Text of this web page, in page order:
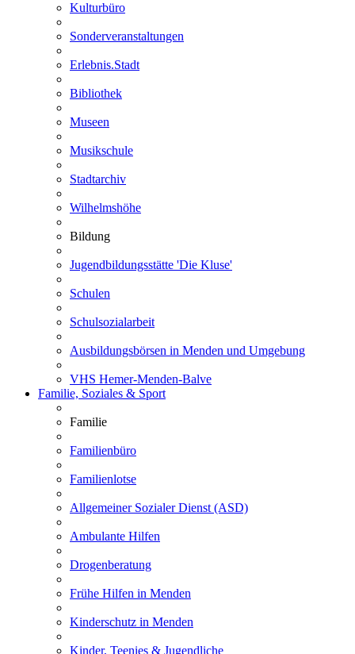
Kulturbüro
Sonderveranstaltungen
Erlebnis.Stadt
Bibliothek
Museen
Musikschule
Stadtarchiv
Wilhelmshöhe
Bildung
Jugendbildungsstätte 'Die Kluse'
Schulen
Schulsozialarbeit
Ausbildungsbörsen in Menden und Umgebung
VHS Hemer-Menden-Balve
Familie, Soziales & Sport
Familie
Familienbüro
Familienlotse
Allgemeiner Sozialer Dienst (ASD)
Ambulante Hilfen
Drogenberatung
Frühe Hilfen in Menden
Kinderschutz in Menden
Kinder, Teenies & Jugendliche